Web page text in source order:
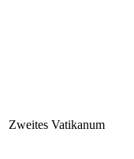
Zweites Vatikanum